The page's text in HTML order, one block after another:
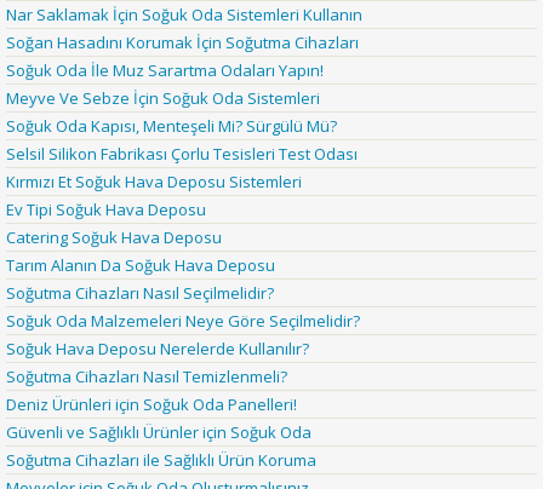
Nar Saklamak İçin Soğuk Oda Sistemleri Kullanın
Soğan Hasadını Korumak İçin Soğutma Cihazları
Soğuk Oda İle Muz Sarartma Odaları Yapın!
Meyve Ve Sebze İçin Soğuk Oda Sistemleri
Soğuk Oda Kapısı, Menteşeli Mi? Sürgülü Mü?
Selsil Silikon Fabrikası Çorlu Tesisleri Test Odası
Kırmızı Et Soğuk Hava Deposu Sistemleri
Ev Tipi Soğuk Hava Deposu
Catering Soğuk Hava Deposu
Tarım Alanın Da Soğuk Hava Deposu
Soğutma Cihazları Nasıl Seçilmelidir?
Soğuk Oda Malzemeleri Neye Göre Seçilmelidir?
Soğuk Hava Deposu Nerelerde Kullanılır?
Soğutma Cihazları Nasıl Temizlenmeli?
Deniz Ürünleri için Soğuk Oda Panelleri!
Güvenli ve Sağlıklı Ürünler için Soğuk Oda
Soğutma Cihazları ile Sağlıklı Ürün Koruma